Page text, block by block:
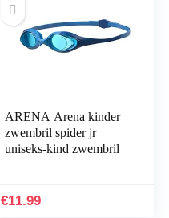
ARENA Arena kinder
zwembril spider jr
uniseks-kind zwembril
€11.99